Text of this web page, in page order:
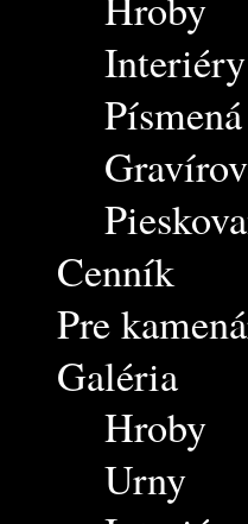
Interiéry
Písmená
Cenník
Pre
Galéria
Hroby
Urny